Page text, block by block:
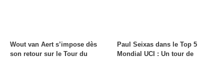
Wout van Aert s’impose dès
son retour sur le Tour du
Paul Seixas dans le Top 5
Mondial UCI : Un tour de